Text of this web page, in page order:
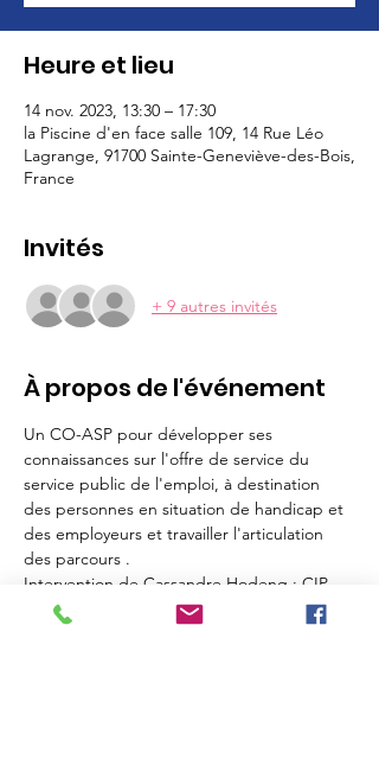
Heure et lieu
14 nov. 2023, 13:30 – 17:30
la Piscine d'en face salle 109, 14 Rue Léo
Lagrange, 91700 Sainte-Geneviève-des-Bois,
France
Invités
+ 9 autres invités
À propos de l'événement
Un CO-ASP pour développer ses
connaissances sur l'offre de service du
service public de l'emploi, à destination
des personnes en situation de handicap et
des employeurs et travailler l'articulation
des parcours .
Intervention de Cassandre Hodenq : CIP
référente IAE et EA auprès de CAP